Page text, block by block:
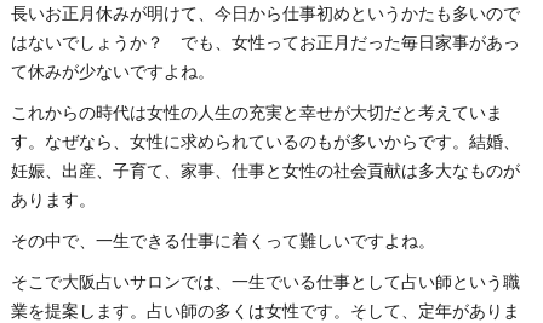
長いお正月休みが明けて、今日から仕事初めというかたも多いので
はないでしょうか？ でも、女性ってお正月だった毎日家事があっ
て休みが少ないですよね。
これからの時代は女性の人生の充実と幸せが大切だと考えていま
す。なぜなら、女性に求められているのもが多いからです。結婚、
妊娠、出産、子育て、家事、仕事と女性の社会貢献は多大なものが
あります。
その中で、一生できる仕事に着くって難しいですよね。
そこで大阪占いサロンでは、一生でいる仕事として占い師という職
業を提案します。占い師の多くは女性です。そして、定年がありま